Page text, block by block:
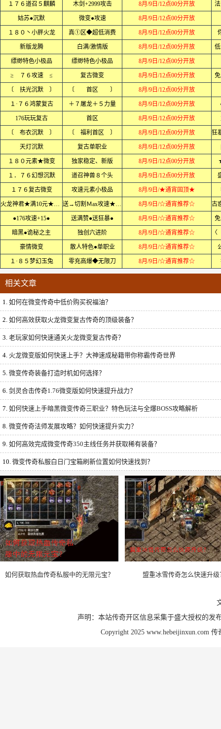
１７６道召５麒麟 木剑+2999攻击 8月/9日/12点00分开放
姑苏●沉默 微变●攻速 8月/9日/12点00分开放
１８０丶小胖火龙 真①区◆超低消费 8月/9日/12点00分开放
新版龙腾 白满/激情版 8月/9日/12点00分开放
缥缈特色小极品 缥缈特色小极品 8月/9日/12点00分开放
≥ ７６攻速 ≤ 复古微变 8月/9日/12点00分开放
〔 扶光沉默 〕 〔 首区 〕 8月/9日/12点00分开放
１·７６鸿蒙复古 ＋７屠龙＋５力量 8月/9日/12点00分开放
176玩玩复古 首区 8月/9日/12点00分开放
〔 布衣沉默 〕 〔 福利首区 〕 8月/9日/12点00分开放
天灯沉默 复古单职业 8月/9日/12点00分开放
１８０元素★微变 独家稳定、新版 8月/9日/12点00分开放
１．７６幻想沉默 道召神兽８个头 8月/9日/12点00分开放
１７６复古微变 攻速元素小极品 8月/9日/★通宵固顶★
火龙神君★满10元★单职业 送→切割Ｍax攻速★无限刀 8月/9日/☆通宵推荐☆
●176攻速+15● 送满赞●送狂暴● 8月/9日/☆通宵推荐☆
暗黑●诡秘之主 独创六进阶 8月/9日/☆通宵推荐☆
豪情微变 散人特色●单职业 8月/9日/☆通宵推荐☆
１·８５梦幻玉兔 零充高爆◆无限刀 8月/9日/☆通宵推荐☆
相关文章
1. 如何在微变传奇中低价购买祝福油？
2. 如何高效获取火龙微变复古传奇的顶级装备？
3. 老玩家如何快速通关火龙微变复古传奇？
4. 火龙微变版如何快速上手？大神速成秘籍带你称霸传奇世界
5. 微变传奇装备打造时机如何选择？
6. 剑灵合击传奇1.76微变版如何快速提升战力？
7. 如何快速上手暗黑微变传奇三职业？特色玩法与全爆BOSS攻略解析
8. 微变传奇法师发展攻略？如何快速提升实力？
9. 如何高效完成微变传奇350主线任务并获取稀有装备？
10. 微变传奇私服白日门宝箱刷新位置如何快速找到？
如何获取热血传奇私服中的无限元宝？ 盟重冰雪传奇怎么快速升级
声明：本站传奇开区信息采集于盛大授权的发
Copyright 2025 www.hebeijinxun.com